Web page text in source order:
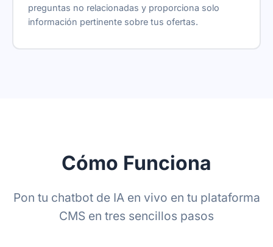
preguntas no relacionadas y proporciona solo
información pertinente sobre tus ofertas.
Cómo Funciona
Pon tu chatbot de IA en vivo en tu plataforma
CMS en tres sencillos pasos